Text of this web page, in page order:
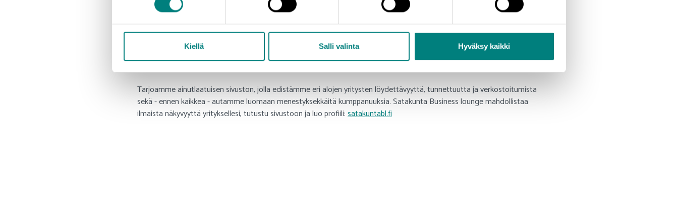
Kiellä Salli valinta Hyväksy kaikki
Lämpimästi tervetuloa mukaan!
Lisää tietoa Satakunta Business Lounge -sivustosta
Tarjoamme ainutlaatuisen sivuston, jolla edistämme eri alojen yritysten löydettävyyttä, tunnettuutta ja verkostoitumista
sekä - ennen kaikkea - autamme luomaan menestyksekkäitä kumppanuuksia. Satakunta Business lounge mahdollistaa
ilmaista näkyvyyttä yrityksellesi, tutustu sivustoon ja luo profiili:satakuntabl.fi